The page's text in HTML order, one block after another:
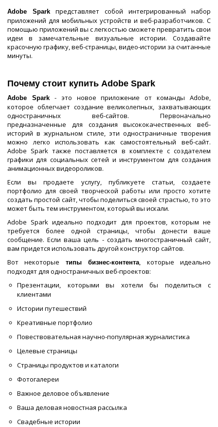
Adobe Spark представляет собой интегрированный набор
приложений для мобильных устройств и веб-разработчиков. С
помощью приложений вы с легкостью сможете превратить свои
идеи в замечательные визуальные истории. Создавайте
красочную графику, веб-страницы, видео-истории за считанные
минуты.
Почему стоит купить Adobe Spark
Adobe Spark- это новое приложение от команды Adobe,
которое облегчает создание великолепных, захватывающих
одностраничных веб-сайтов. Первоначально
предназначенные для создания высококачественных веб-
историй в журнальном стиле, эти одностраничные творения
можно легко использовать как самостоятельный веб-сайт.
Adobe Spark также поставляется в комплекте с создателем
графики для социальных сетей и инструментом для создания
анимационных видеороликов.
Если вы продаете услугу, публикуете статьи, создаете
портфолио для своей творческой работы или просто хотите
создать простой сайт, чтобы поделиться своей страстью, то это
может быть тем инструментом, который вы искали.
Adobe Spark идеально подходит для проектов, которым не
требуется более одной страницы, чтобы донести ваше
сообщение. Если ваша цель - создать многостраничный сайт,
вам придется использовать другой конструктор сайтов.
Вот некоторые
типы бизнес-контента, которые идеально
подходят для одностраничных веб-проектов:
Презентации, которыми вы хотели бы поделиться с
клиентами
Истории путешествий
Креативные портфолио
Повествовательная научно-популярная журналистика
Целевые страницы
Страницы продуктов и каталоги
Фотогалереи
Важное деловое объявление
Ваша деловая новостная рассылка
Свадебные истории